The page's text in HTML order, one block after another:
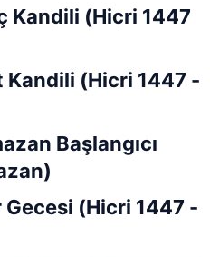
Kandili (Hicri 1447
Kandili (Hicri 1447 -
Başlangıcı
(Hicri 1447 -